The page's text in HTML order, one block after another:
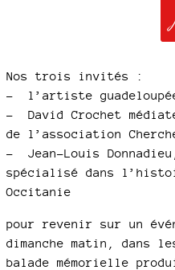
Nos trois invités :
– l’artiste
– David Crochet
de l’association
– Jean-Louis
spécialisé dans
Occitanie
pour revenir sur un
dimanche matin, dans
balade mémorielle